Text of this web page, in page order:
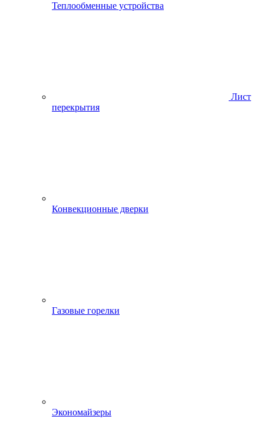
Теплообменные устройства
Лист
перекрытия
Конвекционные дверки
Газовые горелки
Экономайзеры